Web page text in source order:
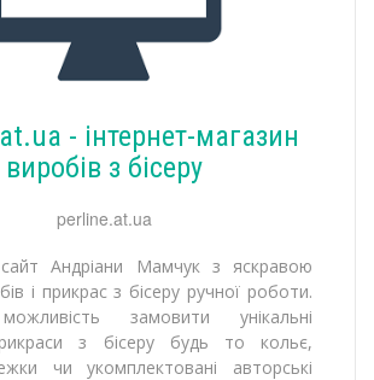
- інтернет-магазин
виробів з бісеру
perline.at.ua
Андріани Мамчук з яскравою
і прикрас з бісеру ручної роботи.
замовити унікальні
з бісеру будь то кольє,
чи укомплектовані авторські